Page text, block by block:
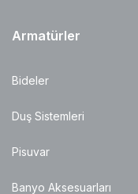
Armatürler
Bideler
Duş Sistemleri
Pisuvar
Banyo Aksesuarları